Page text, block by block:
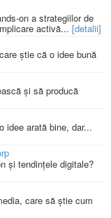
on a strategiilor de
activă... [detalii]
știe că o idee bună
și să producă
idee arată bine, dar...
și tendințele digitale?
care să știe cum